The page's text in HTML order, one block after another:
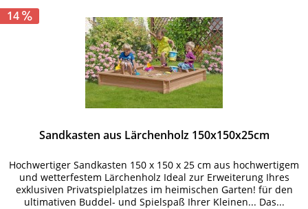
14
Sandkasten aus Lärchenholz 150x150x25cm
Hochwertiger Sandkasten 150 x 150 x 25 cm aus hochwertigem
und wetterfestem Lärchenholz Ideal zur Erweiterung Ihres
exklusiven Privatspielplatzes im heimischen Garten! für den
ultimativen Buddel- und Spielspaß Ihrer Kleinen... Das...